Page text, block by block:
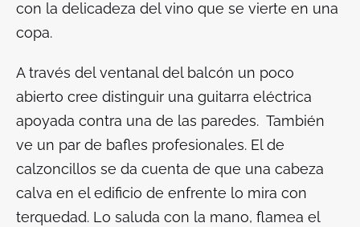
con la delicadeza del vino que se vierte en una
copa.
A través del ventanal del balcón un poco
abierto cree distinguir una guitarra eléctrica
apoyada contra una de las paredes. También
ve un par de bafles profesionales. El de
calzoncillos se da cuenta de que una cabeza
calva en el edificio de enfrente lo mira con
terquedad. Lo saluda con la mano, flamea el